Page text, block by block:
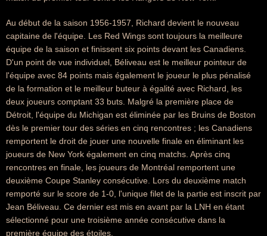
Au début de la saison 1956-1957, Richard devient le nouveau
capitaine de l'équipe. Les Red Wings sont toujours la meilleure
équipe de la saison et finissent six points devant les Canadiens.
D'un point de vue individuel, Béliveau est le meilleur pointeur de
l'équipe avec 84 points mais également le joueur le plus pénalisé
de la formation et le meilleur buteur à égalité avec Richard, les
deux joueurs comptant 33 buts. Malgré la première place de
Détroit, l'équipe du Michigan est éliminée par les Bruins de Boston
dès le premier tour des séries en cinq rencontres ; les Canadiens
remportent le droit de jouer une nouvelle finale en éliminant les
joueurs de New York également en cinq matchs. Après cinq
rencontres en finale, les joueurs de Montréal remportent une
deuxième Coupe Stanley consécutive. Lors du deuxième match
remporté sur le score de 1-0, l'unique filet de la partie est inscrit par
Jean Béliveau. Ce dernier est mis en avant par la LNH en étant
sélectionné pour une troisième année consécutive dans la
première équipe des étoiles.